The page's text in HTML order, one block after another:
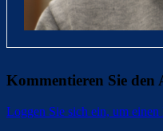
Kommentieren Sie den
Loggen Sie sich ein, um einen